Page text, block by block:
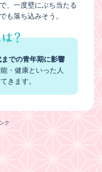
、一度壁にぶち当たる
も落ち込みそう。
での青年期に影響
・健康といった人
きます。
ク